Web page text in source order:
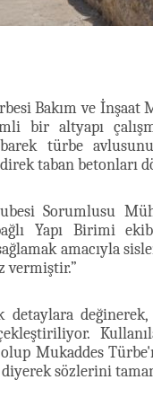
Bakım ve
bir altyapı
türbe
taban betonları
Sorumlusu
Yapı Birimi
amacıyla
vermiştir.”
Mukaddes
sözlerini